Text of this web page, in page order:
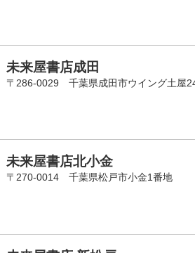
未来屋書店成田
〒286-0029 千葉県成田市ウイング土屋
未来屋書店北小金
〒270-0014 千葉県松戸市小金1番地